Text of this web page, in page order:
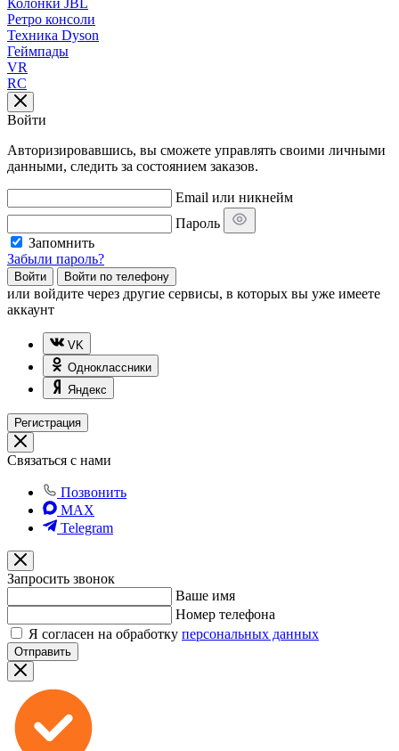
Ретро консоли
Техника Dyson
Геймпады
VR
RC
Войти
Авторизировавшись, вы сможете управлять своими личными
данными, следить за состоянием заказов.
Email или никнейм
Пароль
Запомнить
Забыли пароль?
Войти Войти по телефону
или войдите через другие сервисы, в которых вы уже имеете
аккаунт
VK
Одноклассники
Яндекс
Регистрация
Связаться с нами
Позвонить
MAX
Telegram
Запросить звонок
Ваше имя
Номер телефона
Я согласен на обработку персональных данных
Отправить